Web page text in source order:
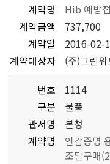
계약명
Hib 예방
계약금액
737,700
계약일
2016-02-
계약대상자
(주)그린위
번호
1114
구분
물품
관서명
본청
계약명
인감증명
조달구매